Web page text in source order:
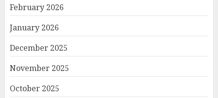
February 2026
January 2026
December 2025
November 2025
October 2025